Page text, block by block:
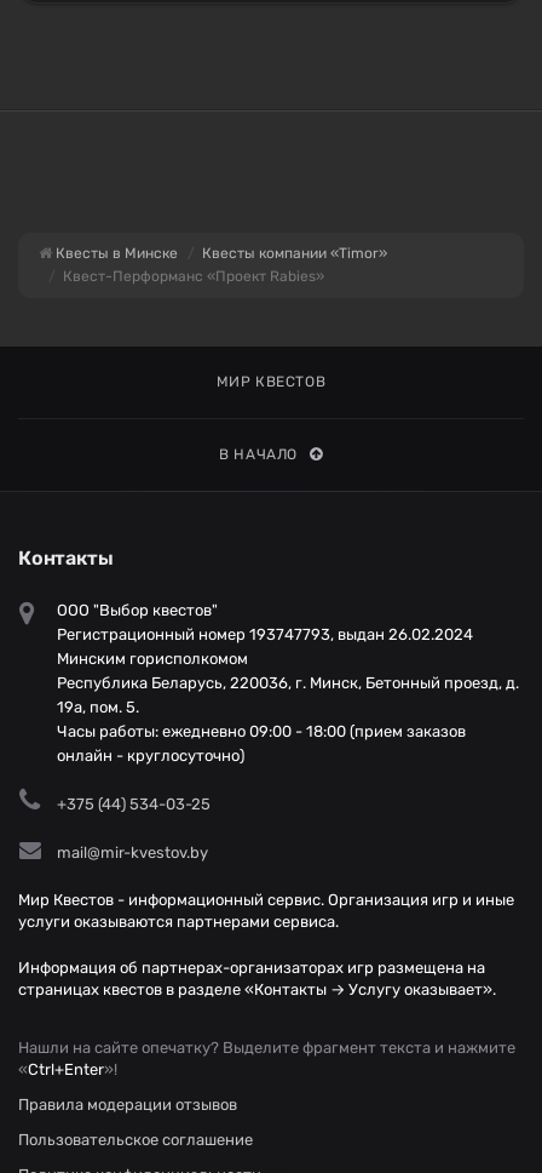
Квесты в Минске
Квесты компании «Timor»
Квест-Перформанс «Проект Rabies»
МИР КВЕСТОВ
В НАЧАЛО
Контакты
ООО "Выбор квестов"
Регистрационный номер 193747793, выдан 26.02.2024
Минским горисполкомом
Республика Беларусь, 220036, г. Минск, Бетонный проезд, д.
19а, пом. 5.
Часы работы: ежедневно 09:00 - 18:00 (прием заказов
онлайн - круглосуточно)
+375 (44) 534-03-25
mail@mir-kvestov.by
Мир Квестов - информационный сервис. Организация игр и иные
услуги оказываются партнерами сервиса.
Информация об партнерах-организаторах игр размещена на
страницах квестов в разделе «Контакты → Услугу оказывает».
Нашли на сайте опечатку? Выделите фрагмент текста и нажмите
«Ctrl+Enter»!
Правила модерации отзывов
Пользовательское соглашение